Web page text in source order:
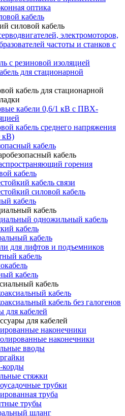
оптика
кабель
силовой кабель
электромоторов,
частоты и станков с
с резиновой изоляцией
для стационарной
кабель для стационарной
кабели 0,6/1 кВ с ПВХ-
кабель среднего напряжения
кВ)
кабель
кабель
горения
кабель
кабель связи
силовой кабель
кабель
кабель
одножильный кабель
кабель
кабель
для лифтов и подъемников
кабель
кабель
кабель
кабель
кабель без галогенов
для кабелей
для кабелей
наконечники
наконечники
вводы
корды
стяжки
трубки
труба
трубы
шланг